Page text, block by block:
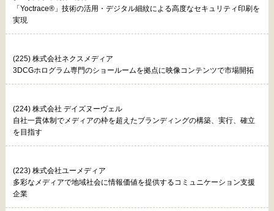
「Yoctrace®」技術の活用・デジタル細紋による高度なセキュリティ印刷を
実現
(225) 株式会社ネクスメディア
3DCGホログラム専門のショールームを拠点に映像コンテンツで市場開拓
(224) 株式会社 デイズヌーヴェル
自社一貫体制でメディアの枠を超えたブランディングの構築、実行、確立
を目指す
(223) 株式会社ユーメディア
多彩なメディアで地域社会に情報価値を提供するコミュニケーション支援
企業